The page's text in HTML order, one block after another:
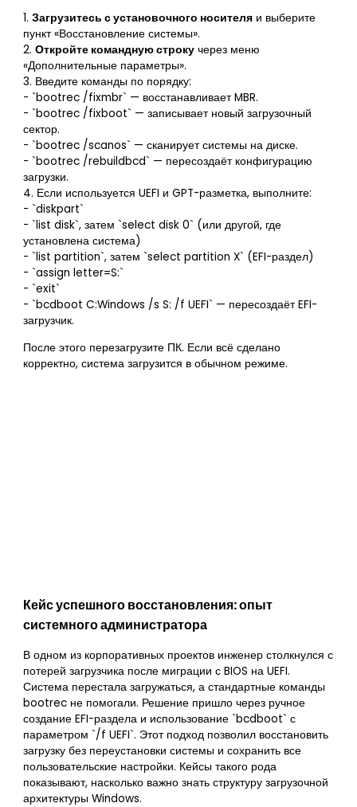
1.Загрузитесь с установочного носителя и выберите
пункт «Восстановление системы».
2.Откройте командную строку через меню
«Дополнительные параметры».
3. Введите команды по порядку:
- `bootrec /fixmbr` — восстанавливает MBR.
- `bootrec /fixboot` — записывает новый загрузочный
сектор.
- `bootrec /scanos` — сканирует системы на диске.
- `bootrec /rebuildbcd` — пересоздаёт конфигурацию
загрузки.
4. Если используется UEFI и GPT-разметка, выполните:
- `diskpart`
- `list disk`, затем `select disk 0` (или другой, где
установлена система)
- `list partition`, затем `select partition X` (EFI-раздел)
- `assign letter=S:`
- `exit`
- `bcdboot C:Windows /s S: /f UEFI` — пересоздаёт EFI-
загрузчик.
После этого перезагрузите ПК. Если всё сделано
корректно, система загрузится в обычном режиме.
Кейс успешного восстановления: опыт
системного администратора
В одном из корпоративных проектов инженер столкнулся с
потерей загрузчика после миграции с BIOS на UEFI.
Система перестала загружаться, а стандартные команды
bootrec не помогали. Решение пришло через ручное
создание EFI-раздела и использование `bcdboot` с
параметром `/f UEFI`. Этот подход позволил восстановить
загрузку без переустановки системы и сохранить все
пользовательские настройки. Кейсы такого рода
показывают, насколько важно знать структуру загрузочной
архитектуры Windows.